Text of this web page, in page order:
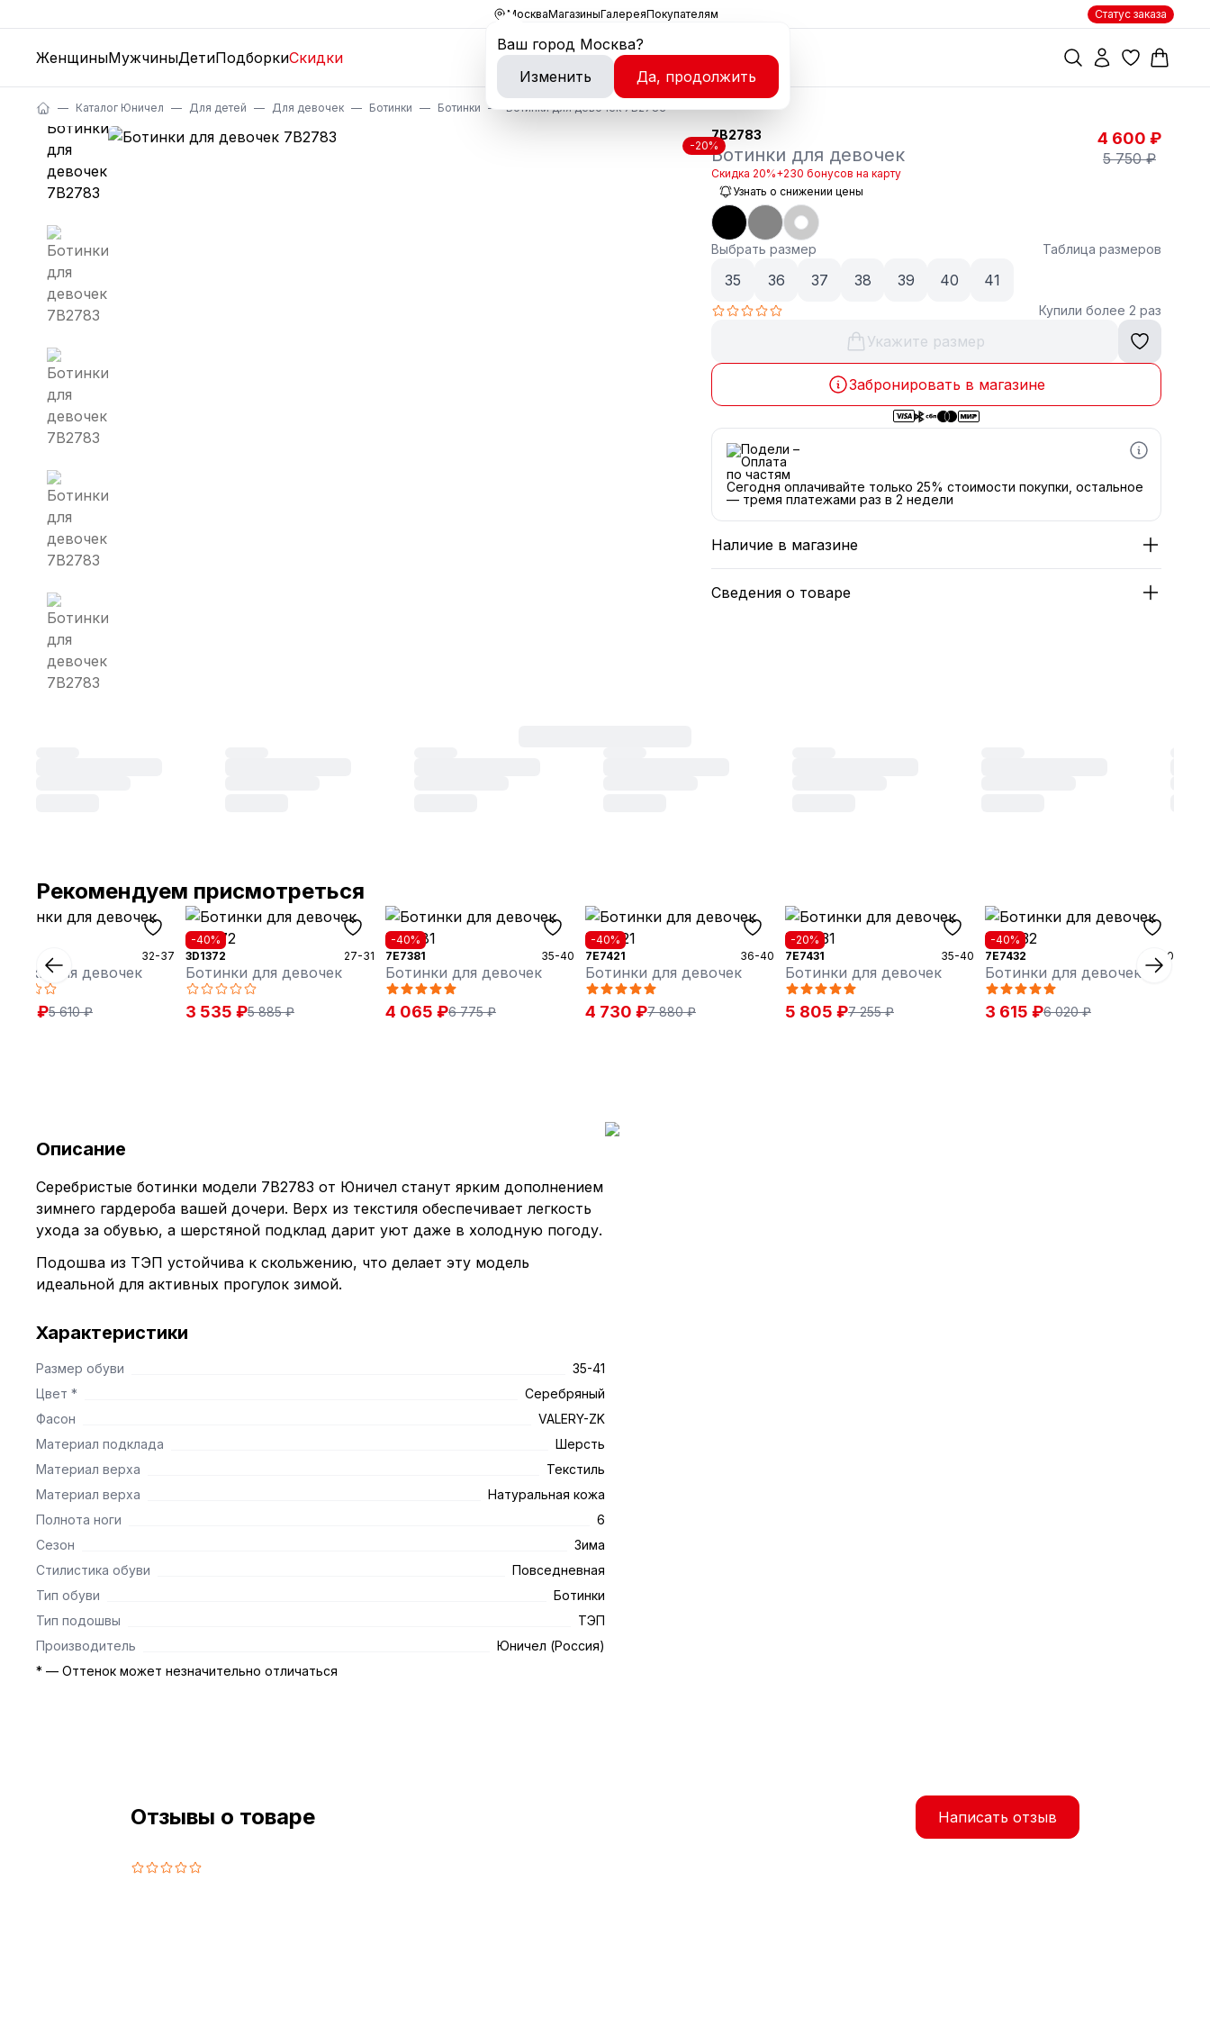
Москва
Ваш город Москва?
Изменить
Да, продолжить
МагазиныГалереяПокупателям Статус заказа
ЖенщиныМужчиныДетиПодборкиСкидки
Каталог Юничел Для детей Для девочек Ботинки Ботинки Ботинки для девочек 7B2783
-20% 4 600 ₽
5 750 ₽
7B2783
Ботинки для девочек
Скидка 20%+230 бонусов на карту
Узнать о снижении цены
Выбрать размер Таблица размеров
35 36 37 38 39 40 41
Купили более 2 раз
Укажите размер
Забронировать в магазине
Сегодня оплачивайте только 25% стоимости покупки, остальное
— тремя платежами раз в 2 недели
Наличие в магазине
Сведения о товаре
Рекомендуем присмотреться
32-37
для девочек
₽5 610 ₽
-40%
3D1372
27-31
Ботинки для девочек
3 535 ₽5 885 ₽
-40%
7E7381
35-40
Ботинки для девочек
4 065 ₽6 775 ₽
-40%
7E7421
36-40
Ботинки для девочек
4 730 ₽7 880 ₽
-20%
7E7431
35-40
Ботинки для девочек
5 805 ₽7 255 ₽
-40%
7E7432
35-40
Ботинки для девочек
3 615 ₽6 020 ₽
Описание
Серебристые ботинки модели 7B2783 от Юничел станут ярким дополнением
зимнего гардероба вашей дочери. Верх из текстиля обеспечивает легкость
ухода за обувью, а шерстяной подклад дарит уют даже в холодную погоду.
Подошва из ТЭП устойчива к скольжению, что делает эту модель
идеальной для активных прогулок зимой.
Характеристики
Размер обуви
35-41
Цвет *
Серебряный
Фасон
VALERY-ZK
Материал подклада
Шерсть
Материал верха
Текстиль
Материал верха
Натуральная кожа
Полнота ноги
6
Сезон
Зима
Стилистика обуви
Повседневная
Тип обуви
Ботинки
Тип подошвы
ТЭП
Производитель
Юничел (Россия)
* — Оттенок может незначительно отличаться
Отзывы о товаре Написать отзыв